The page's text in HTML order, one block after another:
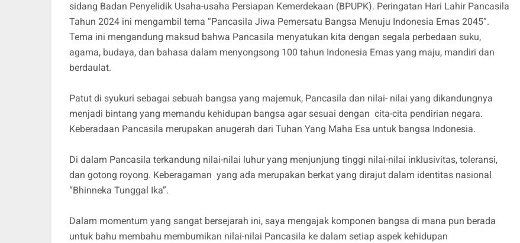
sidang Badan Penyelidik Usaha-usaha Persiapan Kemerdekaan (BPUPK). Peringatan Hari Lahir Pancasila
Tahun 2024 ini mengambil tema “Pancasila Jiwa Pemersatu Bangsa Menuju Indonesia Emas 2045”.
Tema ini mengandung maksud bahwa Pancasila menyatukan kita dengan segala perbedaan suku,
agama, budaya, dan bahasa dalam menyongsong 100 tahun Indonesia Emas yang maju, mandiri dan
berdaulat.
Patut di syukuri sebagai sebuah bangsa yang majemuk, Pancasila dan nilai- nilai yang dikandungnya
menjadi bintang yang memandu kehidupan bangsa agar sesuai dengan cita-cita pendirian negara.
Keberadaan Pancasila merupakan anugerah dari Tuhan Yang Maha Esa untuk bangsa Indonesia.
Di dalam Pancasila terkandung nilai-nilai luhur yang menjunjung tinggi nilai-nilai inklusivitas, toleransi,
dan gotong royong. Keberagaman yang ada merupakan berkat yang dirajut dalam identitas nasional
“Bhinneka Tunggal Ika”.
Dalam momentum yang sangat bersejarah ini, saya mengajak komponen bangsa di mana pun berada
untuk bahu membahu membumikan nilai-nilai Pancasila ke dalam setiap aspek kehidupan